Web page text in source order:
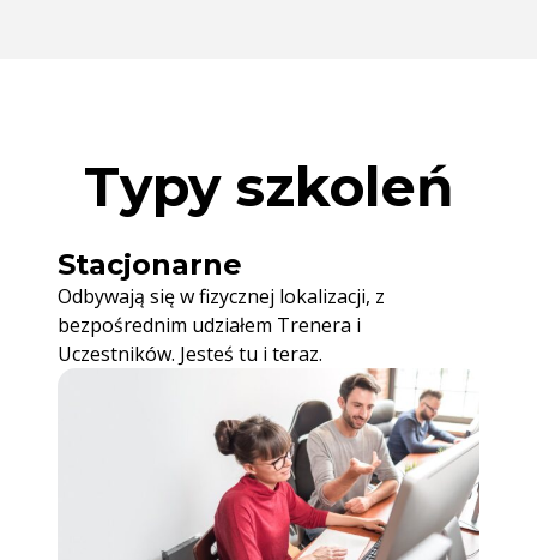
Typy szkoleń
Stacjonarne
Odbywają się w fizycznej lokalizacji, z
bezpośrednim udziałem Trenera i
Uczestników. Jesteś tu i teraz.